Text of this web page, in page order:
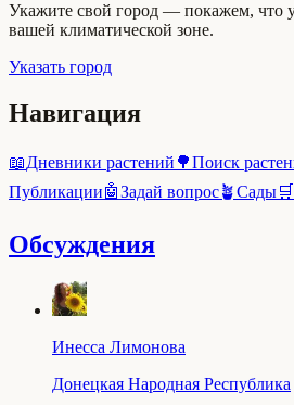
Укажите свой город — покажем, что
вашей климатической зоне.
Указать город
Навигация
📖Дневники растений 🌳Поиск
Публикации🤖Задай вопрос🪴Сады🛒
Обсуждения
Инесса Лимонова
Донецкая Народная Республика